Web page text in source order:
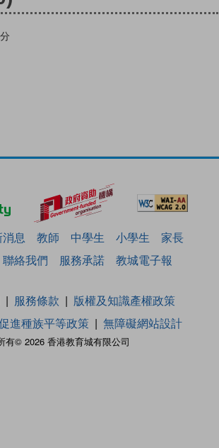
息 教師 中學生 小學生
家長
聯絡我們 服務承諾 教城電子報
有© 2026 香港教育城有限公司
服務條款
版權及知識產權政策
進種族平等政策 無障礙網站設計